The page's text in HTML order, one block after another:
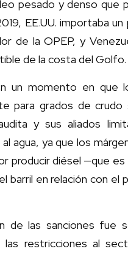
pesado y denso que
EE.UU. importaba
de la OPEP, y
de la costa del Golfo.
un momento en que
para grados de
y sus aliados
agua, ya que los
producir diésel —que
barril en relación con el
de las sanciones fue
restricciones al